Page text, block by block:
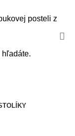
posteli z
hľadáte.